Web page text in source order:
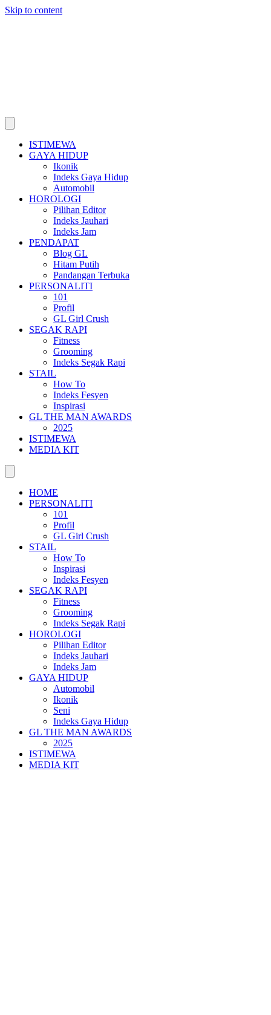
Skip to content
ISTIMEWA
GAYA HIDUP
Ikonik
Indeks Gaya Hidup
Automobil
HOROLOGI
Pilihan Editor
Indeks Jauhari
Indeks Jam
PENDAPAT
Blog GL
Hitam Putih
Pandangan Terbuka
PERSONALITI
101
Profil
GL Girl Crush
SEGAK RAPI
Fitness
Grooming
Indeks Segak Rapi
STAIL
How To
Indeks Fesyen
Inspirasi
GL THE MAN AWARDS
2025
ISTIMEWA
MEDIA KIT
HOME
PERSONALITI
101
Profil
GL Girl Crush
STAIL
How To
Inspirasi
Indeks Fesyen
SEGAK RAPI
Fitness
Grooming
Indeks Segak Rapi
HOROLOGI
Pilihan Editor
Indeks Jauhari
Indeks Jam
GAYA HIDUP
Automobil
Ikonik
Seni
Indeks Gaya Hidup
GL THE MAN AWARDS
2025
ISTIMEWA
MEDIA KIT